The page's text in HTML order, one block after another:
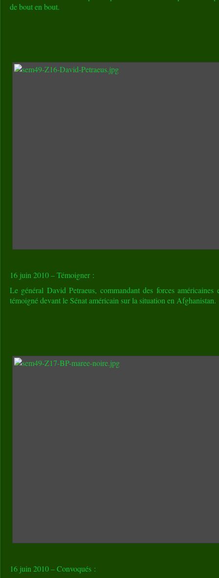
de bout en bout.
16 juin 2010 – Témoigner :
Le général David Petraeus, commandant des forces
témoigné devant le Sénat américain sur la situation en Afghanistan.
16 juin 2010 – Convoqués :